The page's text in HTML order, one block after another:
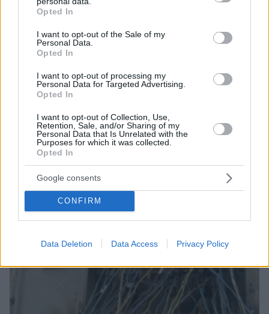
grant or deny consent to Google and its third-party tags to
use your data for below specified purposes in below Google
consent section.
Opted In
I want to opt-out of the Sale of my
Personal Data.
Opted In
I want to opt-out of processing my
Personal Data for Targeted Advertising.
Opted In
I want to opt-out of Collection, Use,
Retention, Sale, and/or Sharing of my
Personal Data that Is Unrelated with the
Purposes for which it was collected.
Opted In
Google consents
CONFIRM
Data Deletion Data Access Privacy Policy
Η αποκαλυπτική κατάθεση της συζύγου του
Αφγανού: Πώς γνωρίσαμε τη Λίσα, γιατί
υποψιάστηκα ότι ήταν το πτώμα στη βαλίτσα
06.08.2026, 12:32